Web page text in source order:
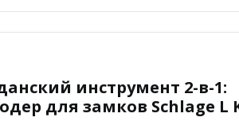
инструмент 2-в-1:
для замков Schlage L